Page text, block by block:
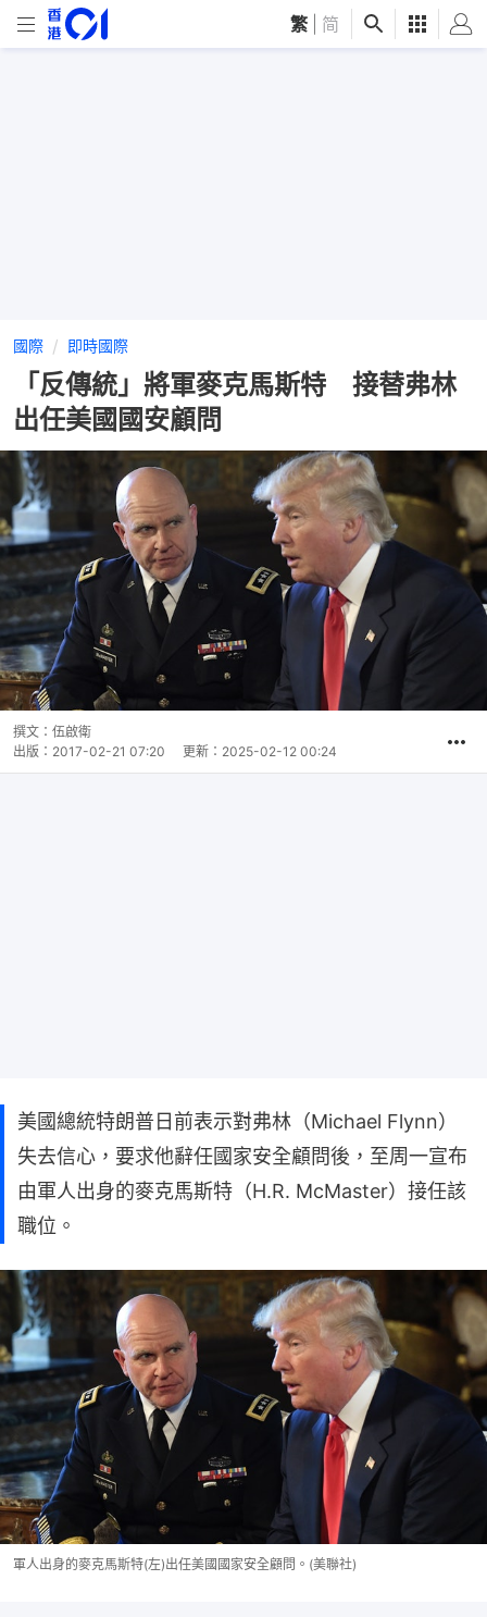
繁 简
國際 即時國際
「反傳統」將軍麥克馬斯特 接替弗林
出任美國國安顧問
撰文： 伍啟衛
出版： 2017-02-21 07:20 更新： 2025-02-12 00:24
美國總統特朗普日前表示對弗林（Michael Flynn）
失去信心，要求他辭任國家安全顧問後，至周一宣布
由軍人出身的麥克馬斯特（H.R. McMaster）接任該
職位。
軍人出身的麥克馬斯特(左)出任美國國家安全顧問。(美聯社)